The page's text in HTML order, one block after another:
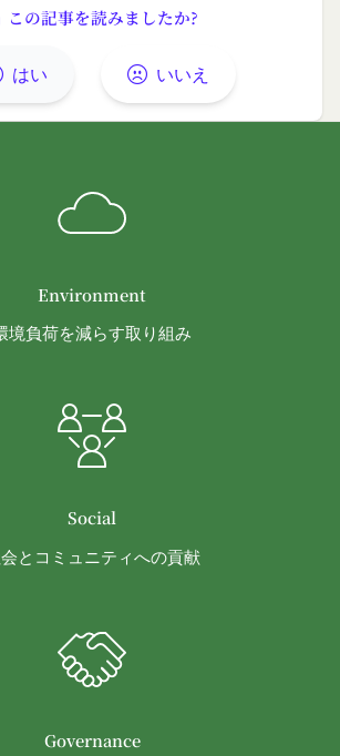
この記事を読みましたか?
はい いいえ
Environment
境負荷を減らす取り組み
Social
とコミュニティへの貢献
Governance